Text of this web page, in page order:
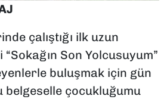
çalıştığı ilk uzun
Son Yolcusuyum”
buluşmak için gün
belgeselle çocukluğumu